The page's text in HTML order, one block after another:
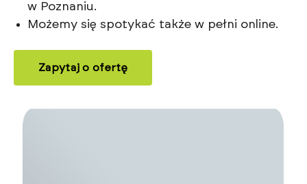
w Poznaniu.
Możemy się spotykać także w pełni online.
Zapytaj o ofertę